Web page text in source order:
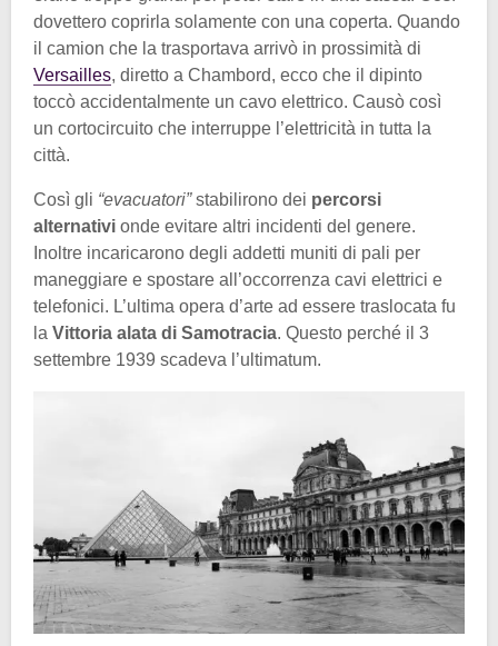
dovettero coprirla solamente con una coperta. Quando
il camion che la trasportava arrivò in prossimità di
Versailles, diretto a Chambord, ecco che il dipinto
toccò accidentalmente un cavo elettrico. Causò così
un cortocircuito che interruppe l’elettricità in tutta la
città.
Così gli “evacuatori”stabilirono dei percorsi
alternativi onde evitare altri incidenti del genere.
Inoltre incaricarono degli addetti muniti di pali per
maneggiare e spostare all’occorrenza cavi elettrici e
telefonici. L’ultima opera d’arte ad essere traslocata fu
la Vittoria alata di Samotracia. Questo perché il 3
settembre 1939 scadeva l’ultimatum.